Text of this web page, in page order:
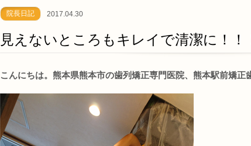
院長日記 2017.04.30
見えないところもキレイで清潔に！！
こんにちは。熊本県熊本市の歯列矯正専門医院、熊本駅前矯正